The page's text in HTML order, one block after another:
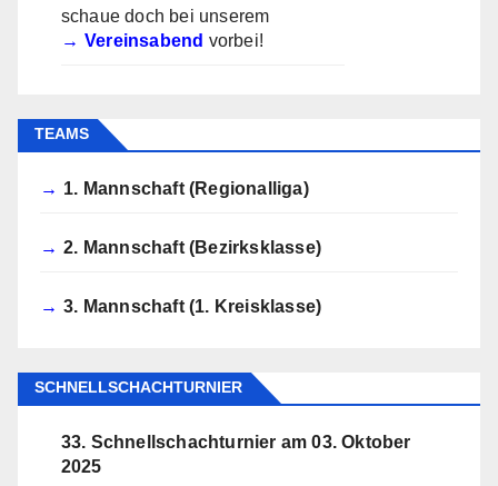
schaue doch bei unserem
Vereinsabend vorbei!
TEAMS
1. Mannschaft (Regionalliga)
2. Mannschaft (Bezirksklasse)
3. Mannschaft (1. Kreisklasse)
SCHNELLSCHACHTURNIER
33. Schnellschachturnier am 03. Oktober
2025